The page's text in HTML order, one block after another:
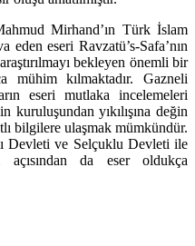
Mirhand’ın Türk İslam
eseri Ravzatü’s-Safa’nın
bekleyen önemli bir
mühim kılmaktadır. Gazneli
eseri mutlaka incelemeleri
kuruluşun­dan yıkılışına değin
bilgilere ulaşmak mümkündür.
Devleti ve Selçuklu Devleti ile
açısından da eser oldukça